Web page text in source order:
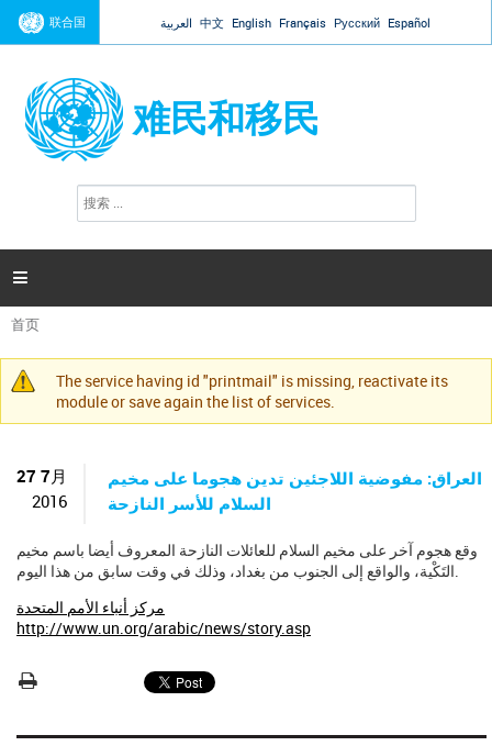
Jump to navigation
联合国 العربية 中文 English Français Русский Español
难民和移民
搜
索

你
在
这
首页
警
告
息
The service having id "printmail" is missing, reactivate its
module or save again the list of services.
27 7月
2016
العراق: مفوضية اللاجئين تدين هجوما على مخيم
السلام للأسر النازحة
وقع هجوم آخر على مخيم السلام للعائلات النازحة المعروف أيضا باسم مخيم
التَكْية، والواقع إلى الجنوب من بغداد، وذلك في وقت سابق من هذا اليوم.
مركز أنباء الأمم المتحدة
http://www.un.org/arabic/news/story.asp